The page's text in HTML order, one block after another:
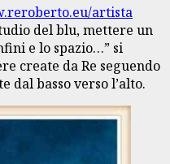
artista
del blu, mettere un
e lo spazio…” si
create da Re seguendo
dal basso verso l’alto.